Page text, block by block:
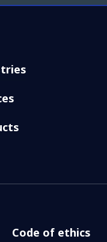
Code of ethics